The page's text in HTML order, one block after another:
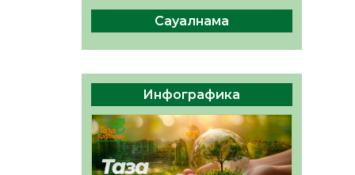
Руслан Рүстемұлы облыс
әкімінің кеңесшісі болып
тағайындалды
05.08.2026
39 0
Сауалнама
Инфографика